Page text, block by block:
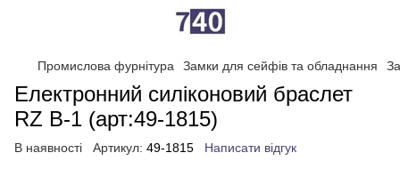
Промислова фурнітура Замки для сейфів та обладнання
Електронний силіконовий браслет
RZ B-1 (арт:49-1815)
В наявності Артикул: 49-1815 Написати відгук